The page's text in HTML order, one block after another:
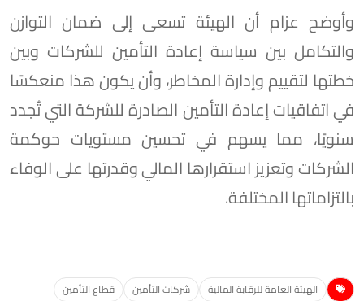
وأوضح عزام أن الهيئة تسعى إلى ضمان التوازن
والتكامل بين سياسة إعادة التأمين للشركات وبين
خطتها لتقييم وإدارة المخاطر، وأن يكون هذا منعكسًا
في اتفاقيات إعادة التأمين الصادرة للشركة التي تُجدد
سنويًا، مما يسهم في تحسين مستويات حوكمة
الشركات وتعزيز استقرارها المالي وقدرتها على الوفاء
بالتزاماتها المختلفة.
الهيئة العامة للرقابة المالية شركات التأمين قطاع التأمين